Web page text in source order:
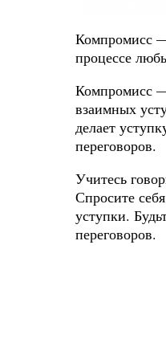
Компромисс
процессе
Компромисс —
взаимных
делает
переговоров.
Учитесь
Спросите
уступки.
переговоров.